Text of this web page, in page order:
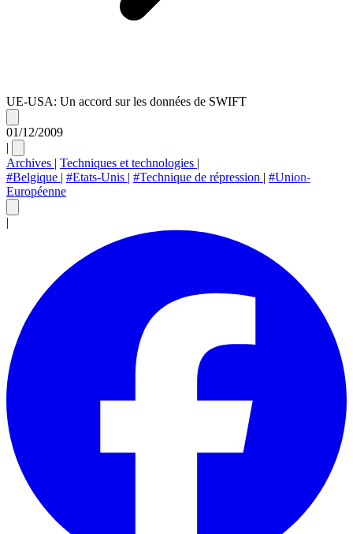
UE-USA: Un accord sur les données de SWIFT
01/12/2009
|
Archives | Techniques et technologies |
#Belgique | #Etats-Unis | #Technique de répression | #Union-
Européenne
|